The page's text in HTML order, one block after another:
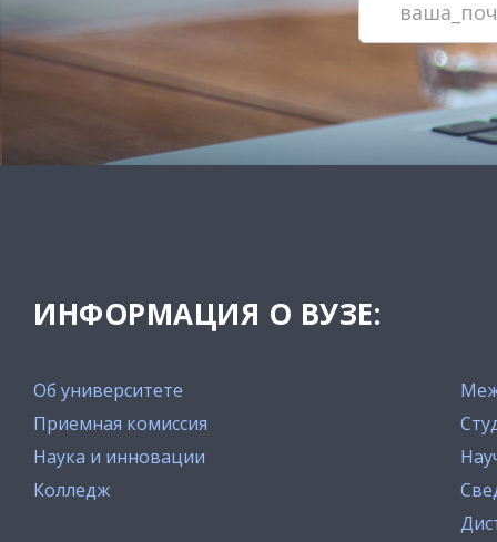
ИНФОРМАЦИЯ О ВУЗЕ:
Об университете
Приемная комиссия
Наука и инновации
Колледж